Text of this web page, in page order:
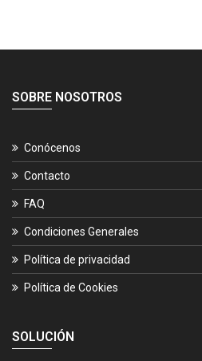
SOBRE NOSOTROS
Conócenos
Contacto
FAQ
Condiciones Generales
Política de privacidad
Política de Cookies
SOLUCIÓN